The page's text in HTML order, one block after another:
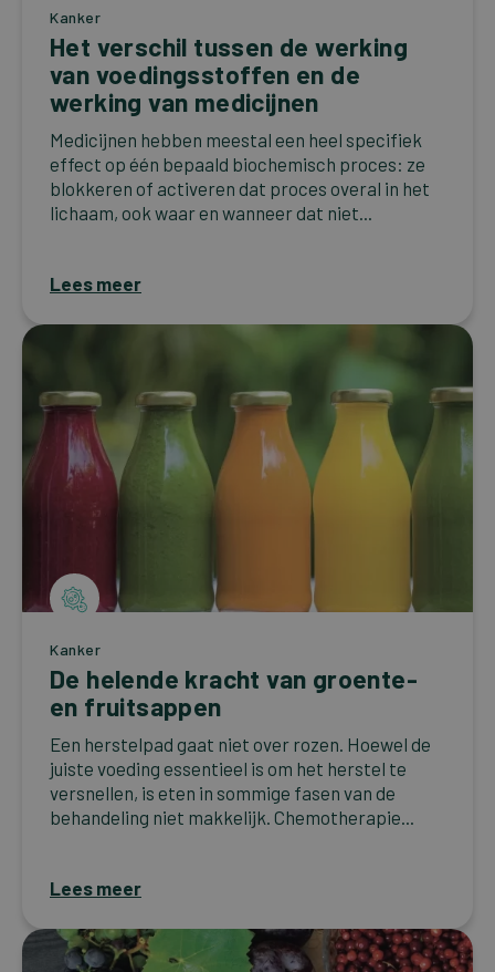
Kanker
Het verschil tussen de werking
van voedingsstoffen en de
werking van medicijnen
Medicijnen hebben meestal een heel specifiek
effect op één bepaald biochemisch proces: ze
blokkeren of activeren dat proces overal in het
lichaam, ook waar en wanneer dat niet...
Lees meer
Kanker
De helende kracht van groente-
en fruitsappen
Een herstelpad gaat niet over rozen. Hoewel de
juiste voeding essentieel is om het herstel te
versnellen, is eten in sommige fasen van de
behandeling niet makkelijk. Chemotherapie...
Lees meer